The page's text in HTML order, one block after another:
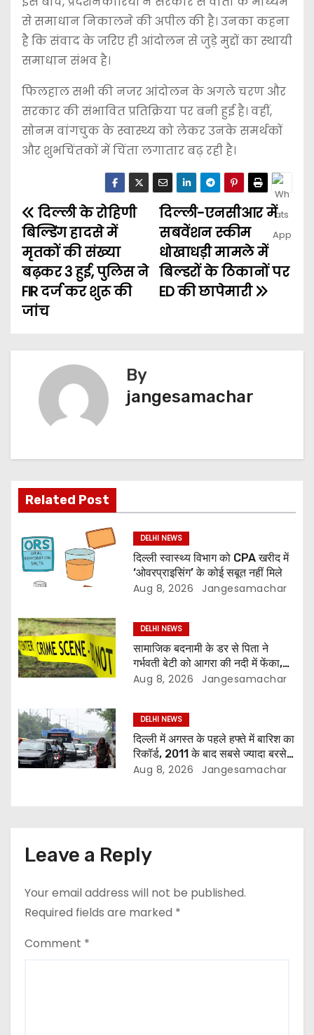
से समाधान निकालने की अपील की है। उनका कहना
है कि संवाद के जरिए ही आंदोलन से जुड़े मुद्दों का स्थायी
समाधान संभव है।
फिलहाल सभी की नजर आंदोलन के अगले चरण और
सरकार की संभावित प्रतिक्रिया पर बनी हुई है। वहीं,
सोनम वांगचुक के स्वास्थ्य को लेकर उनके समर्थकों
और शुभचिंतकों में चिंता लगातार बढ़ रही है।
दिल्ली-एनसीआर में
सबवेंशन स्कीम
धोखाधड़ी मामले में
बिल्डरों के ठिकानों पर
ED की छापेमारी
दिल्ली के रोहिणी
बिल्डिंग हादसे में
मृतकों की संख्या
बढ़कर 3 हुई, पुलिस ने
FIR दर्ज कर शुरू की
जांच
By
jangesamachar
Related Post
DELHI NEWS
दिल्ली स्वास्थ्य विभाग को CPA खरीद में
‘ओवरप्राइसिंग’ के कोई सबूत नहीं मिले
Aug 8, 2026 Jangesamachar
DELHI NEWS
सामाजिक बदनामी के डर से पिता ने
गर्भवती बेटी को आगरा की नदी में फेंका,
जांच में जुटी पुलिस
Aug 8, 2026 Jangesamachar
DELHI NEWS
दिल्ली में अगस्त के पहले हफ्ते में बारिश का
रिकॉर्ड, 2011 के बाद सबसे ज्यादा बरसे
बादल
Aug 8, 2026 Jangesamachar
Leave a Reply
Your email address will not be published.
Required fields are marked *
Comment *